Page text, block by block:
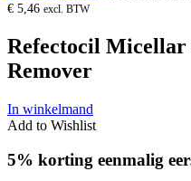
€ 5,46 excl. BTW
Refectocil Micellar
Remover
In winkelmand
Add to Wishlist
5% korting eenmalig